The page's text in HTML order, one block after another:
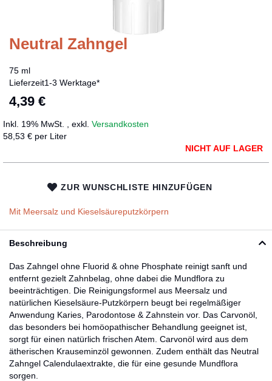
Neutral Zahngel
75 ml
Lieferzeit1-3 Werktage*
4,39 €
Inkl. 19% MwSt. exkl. Versandkosten
58,53 € per Liter
NICHT AUF LAGER
ZUR WUNSCHLISTE HINZUFÜGEN
Mit Meersalz und Kieselsäureputzkörpern
Zum
Beschreibung
Das Zahngel ohne Fluorid & ohne Phosphate reinigt sanft und
entfernt gezielt Zahnbelag, ohne dabei die Mundflora zu
beeinträchtigen. Die Reinigungsformel aus Meersalz und
natürlichen Kieselsäure-Putzkörpern beugt bei regelmäßiger
Anwendung Karies, Parodontose & Zahnstein vor. Das Carvonöl,
das besonders bei homöopathischer Behandlung geeignet ist,
sorgt für einen natürlich frischen Atem. Carvonöl wird aus dem
ätherischen Krauseminzöl gewonnen. Zudem enthält das Neutral
Zahngel Calendulaextrakte, die für eine gesunde Mundflora
sorgen.